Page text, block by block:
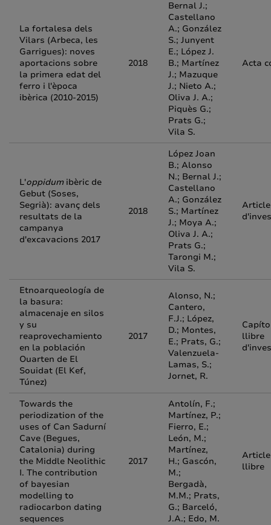
La fortalesa dels
Vilars (Arbeca, les
Garrigues): noves
aportacions sobre
la primera edat del
ferro i l'època
ibèrica (2010-2015)
2018
Bernal J.;
Castellano
A.; González
S.; Junyent
E.; López J.
B.; Martínez
J.; Mazuque
J.; Nieto A.;
Oliva J. A.;
Piquès G.;
Prats G.;
Vila S.
Acta
L'oppidumibèric de
Gebut (Soses,
Segrià): avanç dels
resultats de la
campanya
d'excavacions 2017
2018
López Joan
B.; Alonso
N.; Bernal J.;
Castellano
A.; González
S.; Martínez
J.; Moya A.;
Oliva J. A.;
Prats G.;
Tarongi M.;
Vila S.
Article
Etnoarqueología de
la basura:
almacenaje en silos
y su
reaprovechamiento
en la población
Ouarten de El
Souidat (El Kef,
Túnez)
2017
Alonso, N.;
Cantero,
F.J.; López,
D.; Montes,
E.; Prats, G.;
Valenzuela-
Lamas, S.;
Jornet, R.
llibre
Towards the
periodization of the
uses of Can Sadurní
Cave (Begues,
Catalonia) during
the Middle Neolithic
I. The contribution
of bayesian
modelling to
radiocarbon dating
sequences
2017
Antolín, F.;
Martínez, P.;
Fierro, E.;
León, M.;
Martínez,
H.; Gascón,
M.;
Bergadà,
M.M.; Prats,
G.; Barceló,
J.A.; Edo, M.
llibre